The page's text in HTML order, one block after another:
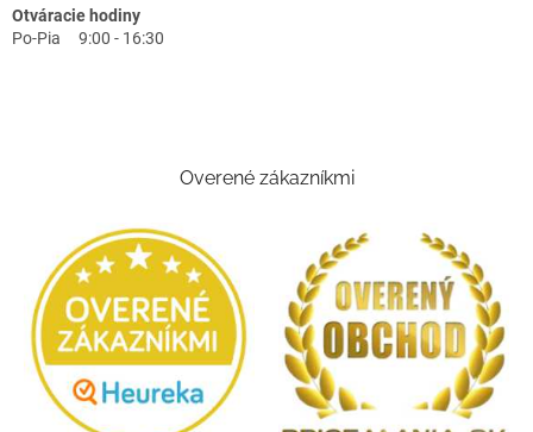
Otváracie hodiny
Po-Pia 9:00 - 16:30
Overené zákazníkmi